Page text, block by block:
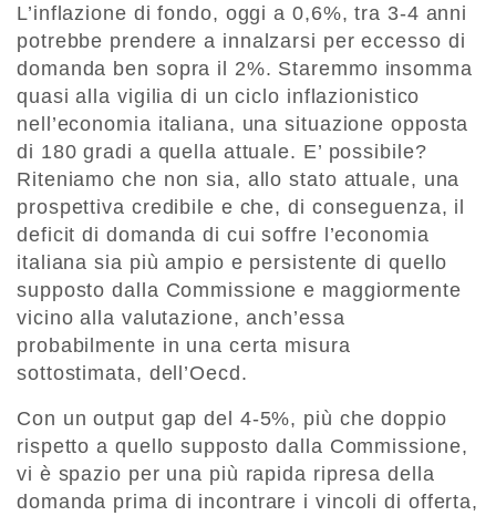
L’inflazione di fondo, oggi a 0,6%, tra 3-4 anni
potrebbe prendere a innalzarsi per eccesso di
domanda ben sopra il 2%. Staremmo insomma
quasi alla vigilia di un ciclo inflazionistico
nell’economia italiana, una situazione opposta
di 180 gradi a quella attuale. E’ possibile?
Riteniamo che non sia, allo stato attuale, una
prospettiva credibile e che, di conseguenza, il
deficit di domanda di cui soffre l’economia
italiana sia più ampio e persistente di quello
supposto dalla Commissione e maggiormente
vicino alla valutazione, anch’essa
probabilmente in una certa misura
sottostimata, dell’Oecd.
Con un output gap del 4-5%, più che doppio
rispetto a quello supposto dalla Commissione,
vi è spazio per una più rapida ripresa della
domanda prima di incontrare i vincoli di offerta,